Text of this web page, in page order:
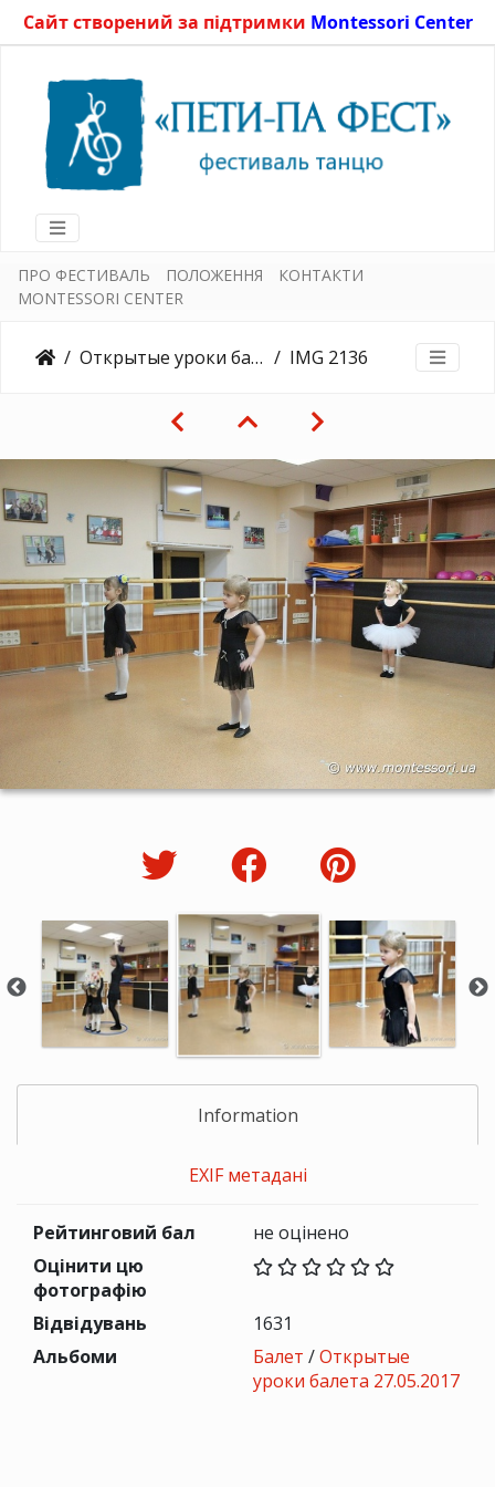
Сайт створений за підтримки Montessori Center
ПРО ФЕСТИВАЛЬ ПОЛОЖЕННЯ
КОНТАКТИ
MONTESSORI CENTER
Открытые уроки балета 27.05.2017 IMG 2136
Information
EXIF метадані
Рейтинговий бал
не оцінено
Оцінити цю
фотографію
Відвідувань
1631
Альбоми
Балет /Открытые
уроки балета 27.05.2017